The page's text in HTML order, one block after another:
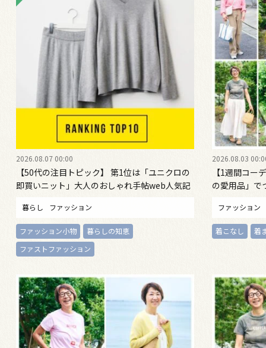
2026.08.07 00:00
【50代の注目トピック】 第1位は「ユニクロの
即買いニット」大人のおしゃれ手帖web人気記
暮らし ファッション
ファッション小物
暮らしの知恵
ファストファッション
2026.08.03
【1週間コー
の愛用品」で
ファッション
着こなし 着